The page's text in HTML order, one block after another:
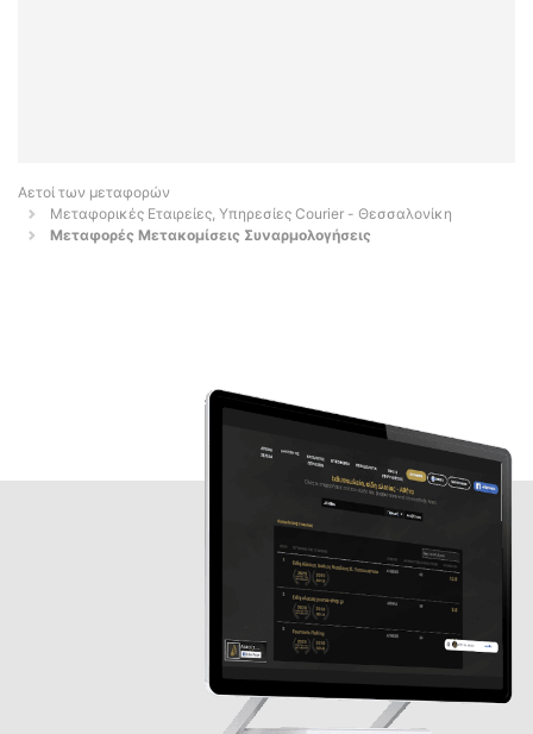
Αετοί των μεταφορών
Μεταφορικές Εταιρείες, Υπηρεσίες Courier - Θεσσαλονίκη
Μεταφορές Μετακομίσεις Συναρμολογήσεις